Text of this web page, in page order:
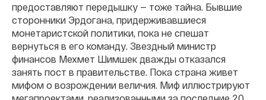
предоставляют передышку — тоже тайна. Бывшие
сторонники Эрдогана, придерживавшиеся
монетаристской политики, пока не спешат
вернуться в его команду. Звездный министр
финансов Мехмет Шимшек дважды отказался
занять пост в правительстве. Пока страна живет
мифом о возрождении величия. Миф иллюстрируют